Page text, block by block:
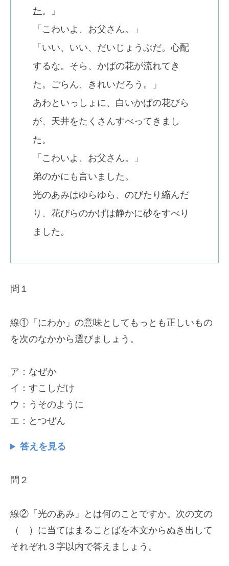
た。」
「こわいよ、お父さん。」
「いい、いい、だいじょうぶだ。心配
するな。そら、かばの花が流れてき
た。ごらん、きれいだろう。」
あわといっしょに、白いかばの花びら
が、天井をたくさんすべってきまし
た。
「こわいよ、お父さん。」
弟のかにも言いました。
光のあみはゆらゆら、のびたり縮んだ
り、花びらのかげは静かに砂をすべり
ました。
問１
線①「にわか」の意味としてもっとも正しいもの
を次のなかから選びましょう。
ア：なぜか
イ：すこしだけ
ウ：うそのように
エ：とつぜん
答えを見る
問２
線②「光のあみ」とは何のことですか。次の文の
（ ）に当てはまることばを本文からぬき出して
それぞれ３字以内で答えましょう。